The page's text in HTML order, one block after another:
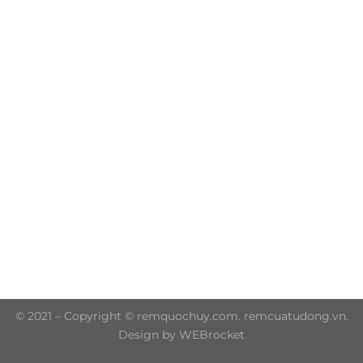
© 2021 – Copyright © remquochuy.com. remcuatudong.vn.
Design by WEBrocket